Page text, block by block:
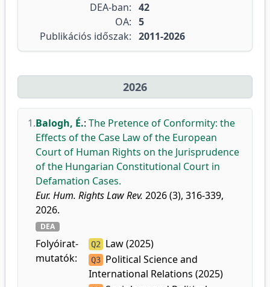
DEA-ban: 42
OA: 5
Publikációs időszak: 2011-2026
2026
1.Balogh, É.: The Pretence of Conformity: the
Effects of the Case Law of the European
Court of Human Rights on the Jurisprudence
of the Hungarian Constitutional Court in
Defamation Cases.
Eur. Hum. Rights Law Rev. 2026 (3), 316-339,
2026.
DEA
Folyóirat-
mutatók:
Q2 Law (2025)
Q3 Political Science and
International Relations (2025)